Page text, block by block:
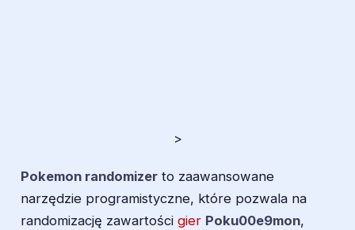
>
Pokemon randomizer to zaawansowane
narzędzie programistyczne, które pozwala na
randomizację zawartości gier Poku00e9mon,